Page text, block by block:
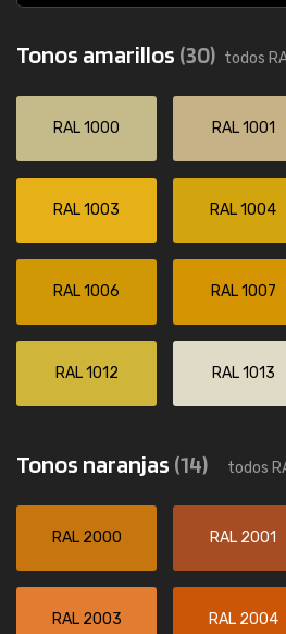
Tonos amarillos (30) todos
RAL 1000 RAL 1001
RAL 1003 RAL 1004
RAL 1006 RAL 1007
RAL 1012 RAL 1013
Tonos naranjas (14) todos
RAL 2000 RAL 2001
RAL 2003 RAL 2004